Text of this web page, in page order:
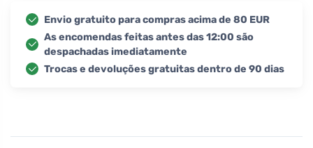
Envio gratuito para compras acima de 80 EUR
As encomendas feitas antes das 12:00 são
despachadas imediatamente
Trocas e devoluções gratuitas dentro de 90 dias